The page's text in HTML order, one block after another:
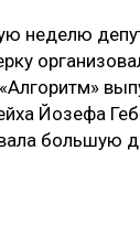
неделю
Йозефа
большую